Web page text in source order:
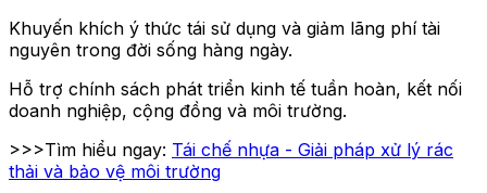
Khuyến khích ý thức tái sử dụng và giảm lãng phí tài
nguyên trong đời sống hàng ngày.
Hỗ trợ chính sách phát triển kinh tế tuần hoàn, kết nối
doanh nghiệp, cộng đồng và môi trường.
>>>Tìm hiểu ngay: Tái chế nhựa - Giải pháp xử lý rác
thải và bảo vệ môi trường